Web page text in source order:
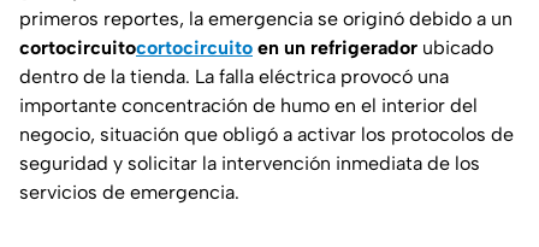
primeros reportes, la emergencia se originó debido a un
cortocircuitocortocircuito en un refrigerador ubicado
dentro de la tienda. La falla eléctrica provocó una
importante concentración de humo en el interior del
negocio, situación que obligó a activar los protocolos de
seguridad y solicitar la intervención inmediata de los
servicios de emergencia.